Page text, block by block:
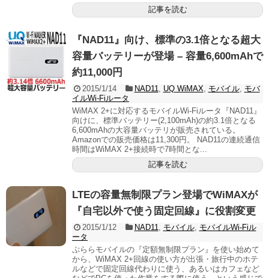
記事を読む
『NAD11』向け、標準の3.1倍となる超大
容量バッテリーが登場 – 容量6,600mAhで
約11,000円
2015/1/14 NAD11, UQ WiMAX, モバイル, モバ
イルWi-Fiルータ
WiMAX 2+に対応するモバイルWi-Fiルータ『NAD11』
向けに、標準バッテリー(2,100mAh)の約3.1倍となる
6,600mAhの大容量バッテリが販売されている。
Amazonでの販売価格は11,300円。 NAD11の連続通信
時間はWiMAX 2+接続時で7時間とな...
記事を読む
LTEの容量無制限プラン登場でWiMAXが
『自宅以外で使う固定回線』に役割変更
2015/1/12 NAD11, モバイル, モバイルWi-Fiル
ータ
ぷららモバイルの『定額無制限プラン』を使い始めて
から、WiMAX 2+回線の使い方が出張・旅行中のホテ
ルなどで固定回線代わりに使う、あるいはカフェなど